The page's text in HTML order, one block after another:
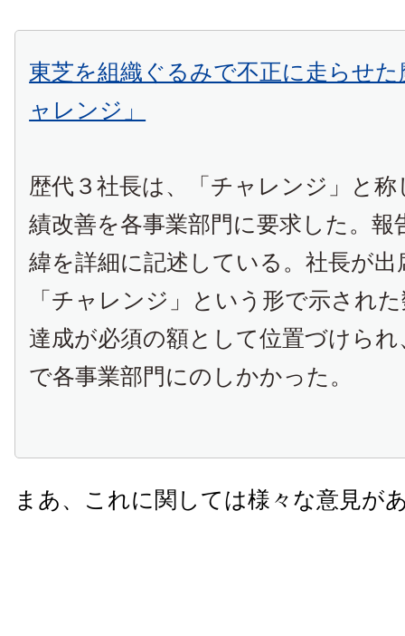
東芝を組織ぐるみで不正に走らせ
ャレンジ」
歴代３社長は、「チャレンジ」と
績改善を各事業部門に要求した。報
緯を詳細に記述している。社長が
「チャレンジ」という形で示され
達成が必須の額として位置づけら
で各事業部門にのしかかった。
まあ、これに関しては様々な意見が